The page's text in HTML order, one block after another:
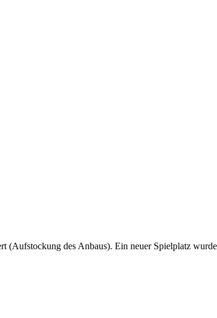
des Anbaus). Ein neuer Spielplatz